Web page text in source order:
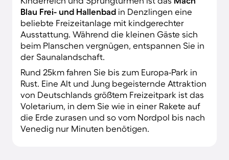
Blau Frei- und Hallenbad in Denzlingen eine
beliebte Freizeitanlage mit kindgerechter
Ausstattung. Während die kleinen Gäste sich
beim Planschen vergnügen, entspannen Sie in
der Saunalandschaft.
Rund 25km fahren Sie bis zum Europa-Park in
Rust. Eine Alt und Jung begeisternde Attraktion
von Deutschlands größtem Freizeitpark ist das
Voletarium, in dem Sie wie in einer Rakete auf
die Erde zurasen und so vom Nordpol bis nach
Venedig nur Minuten benötigen.